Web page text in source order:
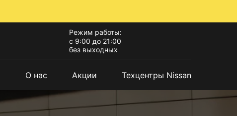
Режим работы:
с 9:00 до 21:00
без выходных
О нас Акции Техцентры Nissan